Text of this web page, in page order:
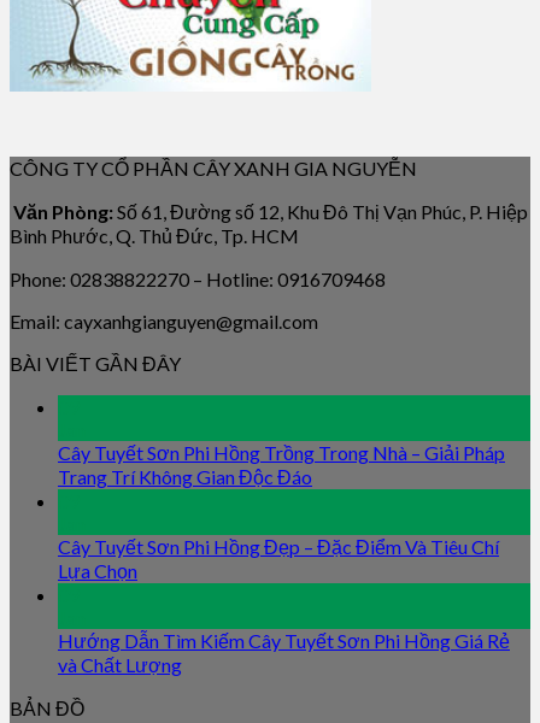
CÔNG TY CỔ PHẦN CÂY XANH GIA NGUYỄN
Văn Phòng: Số 61, Đường số 12, Khu Đô Thị Vạn Phúc, P. Hiệp
Bình Phước, Q. Thủ Đức, Tp. HCM
Phone: 02838822270 – Hotline: 0916709468
Email: cayxanhgianguyen@gmail.com
BÀI VIẾT GẦN ĐÂY
Cây Tuyết Sơn Phi Hồng Trồng Trong Nhà – Giải Pháp
Trang Trí Không Gian Độc Đáo
Cây Tuyết Sơn Phi Hồng Đẹp – Đặc Điểm Và Tiêu Chí
Lựa Chọn
Hướng Dẫn Tìm Kiếm Cây Tuyết Sơn Phi Hồng Giá Rẻ
và Chất Lượng
BẢN ĐỒ